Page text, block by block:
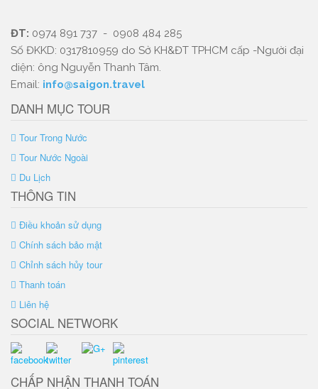
ĐT: 0974 891 737 - 0908 484 285
Số ĐKKD: 0317810959 do Sở KH&ĐT TPHCM cấp -Người đại
diện: ông Nguyễn Thanh Tâm.
Email: info@saigon.travel
DANH MỤC TOUR
Tour Trong Nước
Tour Nước Ngoài
Du Lịch
THÔNG TIN
Điều khoản sử dụng
Chính sách bảo mật
Chỉnh sách hủy tour
Thanh toán
Liên hệ
SOCIAL NETWORK
CHẤP NHẬN THANH TOÁN